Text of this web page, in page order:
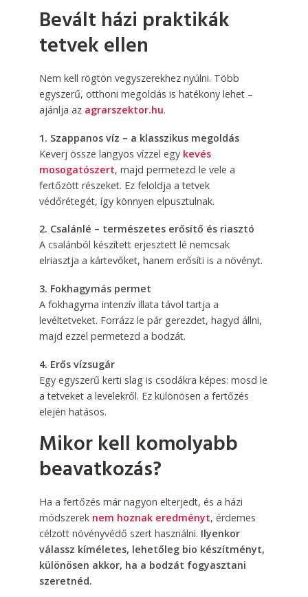
Bevált házi praktikák
tetvek ellen
Nem kell rögtön vegyszerekhez nyúlni. Több
egyszerű, otthoni megoldás is hatékony lehet –
ajánlja az agrarszektor.hu.
1. Szappanos víz – a klasszikus megoldás
Keverj össze langyos vízzel egy kevés
mosogatószert, majd permetezd le vele a
fertőzött részeket. Ez feloldja a tetvek
védőrétegét, így könnyen elpusztulnak.
2. Csalánlé – természetes erősítő és riasztó
A csalánból készített erjesztett lé nemcsak
elriasztja a kártevőket, hanem erősíti is a növényt.
3. Fokhagymás permet
A fokhagyma intenzív illata távol tartja a
levéltetveket. Forrázz le pár gerezdet, hagyd állni,
majd ezzel permetezd a bodzát.
4. Erős vízsugár
Egy egyszerű kerti slag is csodákra képes: mosd le
a tetveket a levelekről. Ez különösen a fertőzés
elején hatásos.
Mikor kell komolyabb
beavatkozás?
Ha a fertőzés már nagyon elterjedt, és a házi
módszerek nem hoznak eredményt, érdemes
célzott növényvédő szert használni. Ilyenkor
válassz kíméletes, lehetőleg bio készítményt,
különösen akkor, ha a bodzát fogyasztani
szeretnéd.